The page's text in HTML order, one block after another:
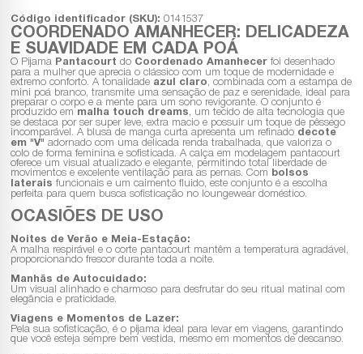
Código identificador (SKU): 0141537
COORDENADO AMANHECER: DELICADEZA
E SUAVIDADE EM CADA POÁ
O Pijama Pantacourt do Coordenado Amanhecerfoi desenhado
para a mulher que aprecia o clássico com um toque de modernidade e
extremo conforto. A tonalidade azul claro
, combinada com a estampa de
mini poá branco, transmite uma sensação de paz e serenidade, ideal para
preparar o corpo e a mente para um sono revigorante. O conjunto é
produzido em malha touch dreams
, um tecido de alta tecnologia que
se destaca por ser super leve, extra macio e possuir um toque de pêssego
incomparável. A blusa de manga curta apresenta um refinado decote
em "V" adornado com uma delicada renda trabalhada, que valoriza o
colo de forma feminina e sofisticada. A calça em modelagem pantacourt
oferece um visual atualizado e elegante, permitindo total liberdade de
movimentos e excelente ventilação para as pernas. Com
bolsos
lateraisfuncionais e um caimento fluido, este conjunto é a escolha
perfeita para quem busca sofisticação no loungewear doméstico.
OCASIÕES DE USO
Noites de Verão e Meia-Estação:
A malha respirável e o corte pantacourt mantêm a temperatura agradável,
proporcionando frescor durante toda a noite.
Manhãs de Autocuidado:
Um visual alinhado e charmoso para desfrutar do seu ritual matinal com
elegância e praticidade.
Viagens e Momentos de Lazer:
Pela sua sofisticação, é o pijama ideal para levar em viagens, garantindo
que você esteja sempre bem vestida, mesmo em momentos de descanso.